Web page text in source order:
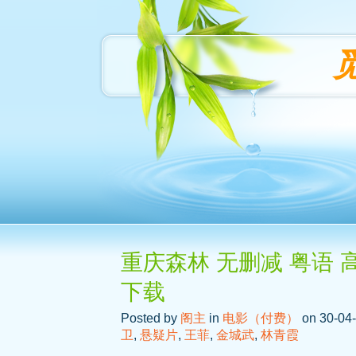
重庆森林 无删减 粤语
下载
Posted by 阁主 in 电影（付费）
on 30-
卫, 悬疑片, 王菲, 金城武, 林青霞